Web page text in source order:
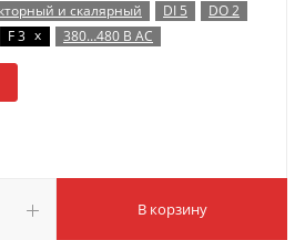
и скалярный DI 5
DO 2
F 3 x 380…480 В AC
В корзину